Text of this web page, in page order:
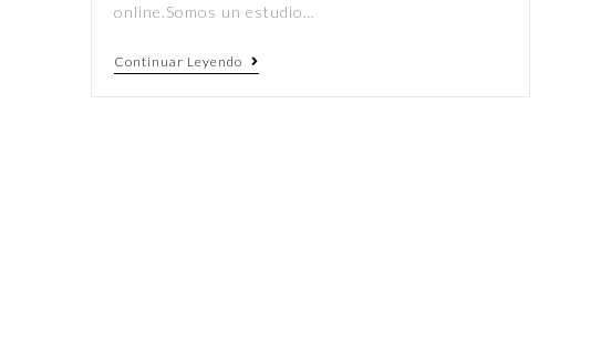
online.Somos un estudio…
Continuar Leyendo